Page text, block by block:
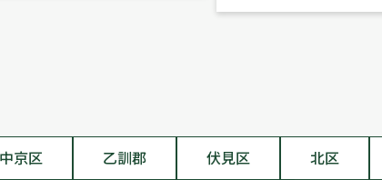
中京区 乙訓郡 伏見区 北区